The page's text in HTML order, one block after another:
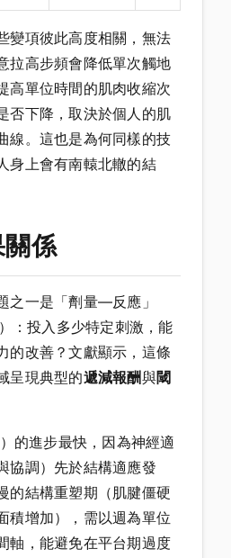
變項彼此高度相關，無法
拉高步頻會降低單次觸地
高單位時間的肌肉收縮次
否下降，取決於個人的肌
線。這也是為何同樣的技
身上會有南轅北轍的結
係
之一是「劑量—反應」
：投入多少特定刺激，能
的改善？文獻顯示，這條
呈現典型的遞減報酬與閾
的進步最快，因為神經適
協調）先於結構適應發
的結構重塑期（肌腱僵硬
積增加），需以週為單位
軸，能避免在平台期過度